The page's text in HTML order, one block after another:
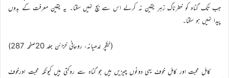
جب تک گناہ کو خطرناک زہر یقین نہ کرلے اس سے بچ نہیں سکتا۔ یہ یقین معرفت کے بدوں
پیدا نہیں ہو سکتا۔
(لیکچر لدھیانہ، روحانی خزائن جلد 20صفحہ 287)
کامل محبت اور کامل خوف یہی دونوں چیزیں ہیں جو گناہ سے روکتی ہیں کیونکہ محبت اورخوف